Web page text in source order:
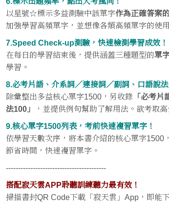
以星號☆標示多益測驗中該單字作為正確答案
加強學習高頻單字，並想像各類高頻單字的使
7.Speed Check-up測驗，快速檢測學習成效！
在每日的學習結束後，提供涵蓋三種題型的單
學習。
8.必考片語、介系詞／連接詞／副詞、口語說
除彙整出多益核心單字1500，另收錄 「必考
法100」
，並提供例句幫助了解用法。欲考取
9.核心單字1500列表，考前快速複習單字！
依學習天數次序，將本書介紹的核心單字1500
節省時間，快速複習單字。
-----------------------------------------
搭配寂天雲APP聆聽訓練聽力最有效！
掃描書封QR Code下載「寂天雲」App，即能